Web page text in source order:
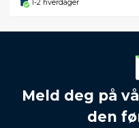
1-2 hverdager
Meld deg på
den